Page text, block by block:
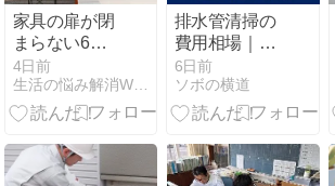
家具の扉が閉
まらない6つ
の原因【マグ
ネットキャッ
チの調整方
4日前
生活の悩み解消WEB
排水管清掃の
費用相場｜個
別に頼むと数
倍になる理由
【管理会社が
6日前
ソボの横道